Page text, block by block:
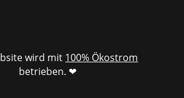
wird mit 100% Ökostrom
betrieben. ❤